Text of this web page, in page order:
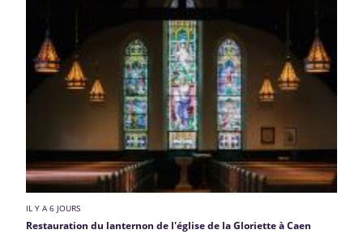
IL Y A 6 JOURS
Restauration du lanternon de l'église de la Gloriette à Caen